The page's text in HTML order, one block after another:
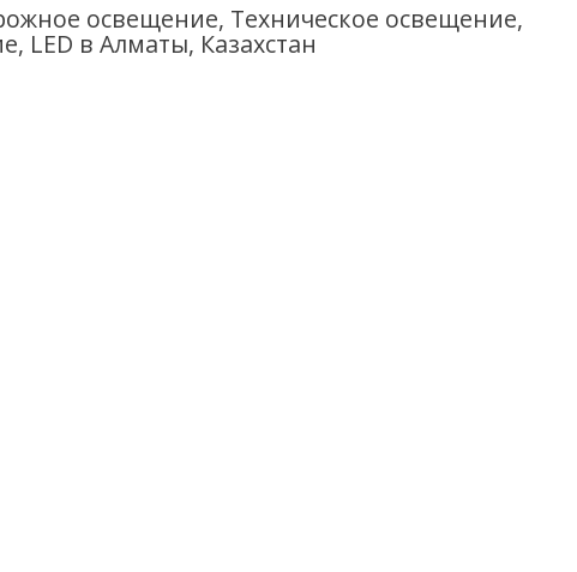
освещение, Техническое освещение,
LED в Алматы, Казахстан